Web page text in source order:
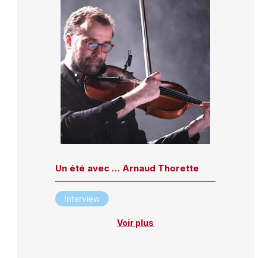
Un été avec … Arnaud Thorette
Interview
Voir plus